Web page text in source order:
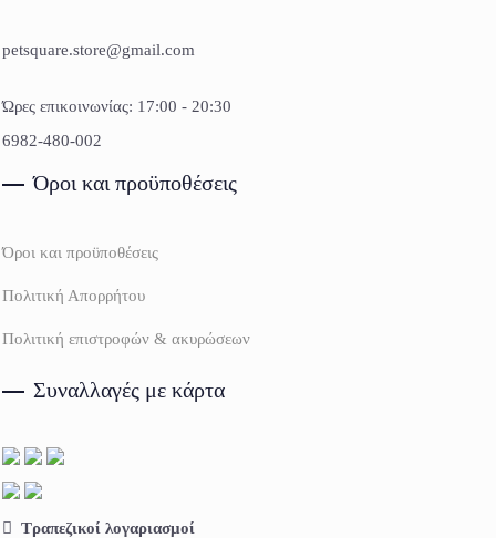
petsquare.store@gmail.com
Ώρες επικοινωνίας: 17:00 - 20:30
6982-480-002
Όροι και προϋποθέσεις
Όροι και προϋποθέσεις
Πολιτική Απορρήτου
Πολιτική επιστροφών & ακυρώσεων
Συναλλαγές με κάρτα
Τραπεζικοί λογαριασμοί